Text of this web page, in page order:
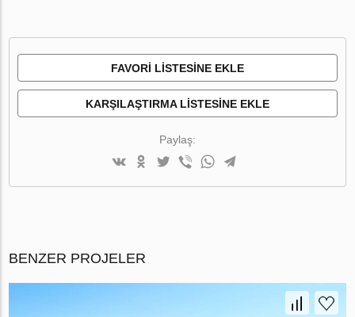
FAVORI LISTESINE EKLE
KARŞILAŞTIRMA LISTESINE EKLE
Paylaş:
BENZER PROJELER